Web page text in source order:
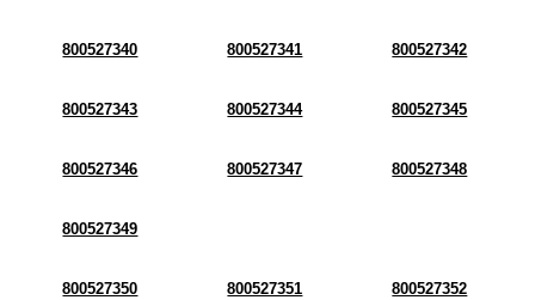
800527340 800527341 800527342
800527343 800527344 800527345
800527346 800527347 800527348
800527349
800527350 800527351 800527352